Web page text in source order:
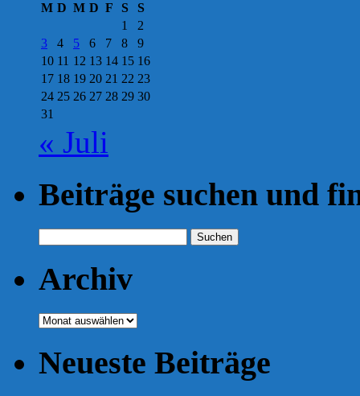
M D M D F S
S
1
2
3
4 5 6 7 8
9
10 11 12 13 14 15 16
17 18 19 20 21 22 23
24 25 26 27 28 29 30
31
« Juli
Beiträge suchen und
nach:
Archiv
Archiv
Neueste Beiträge